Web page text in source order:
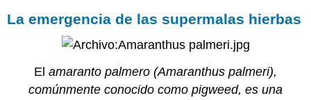
La emergencia de las supermalas hierbas
El amaranto palmero (Amaranthus palmeri),
comúnmente conocido como pigweed, es una